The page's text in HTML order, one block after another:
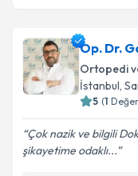
Op. Dr.
Ortopedi
İstanbul,
5 (1
Çok nazik ve bilgili
şikayetime odaklı...